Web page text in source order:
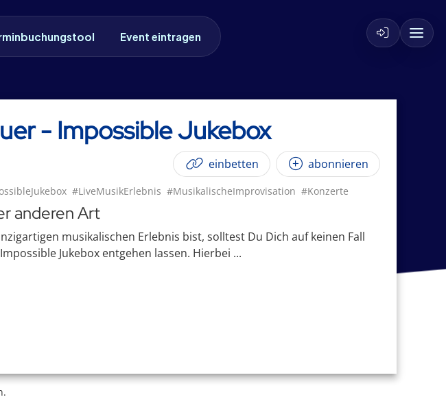
Event eintragen
- Impossible Jukebox
einbetten abonnieren
#LiveMusikErlebnis #MusikalischeImprovisation #Konzerte
anderen Art
musikalischen Erlebnis bist, solltest Du Dich auf keinen Fall
Jukebox entgehen lassen. Hierbei ...